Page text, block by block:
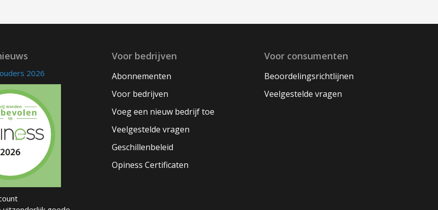
2026
Voor bedrijven
Abonnementen
Voor bedrijven
Voeg een nieuw bedrijf toe
Veelgestelde vragen
Geschillenbeleid
Opiness Certificaten
Voor consumenten
Beoordelingsrichtlijnen
Veelgestelde vragen